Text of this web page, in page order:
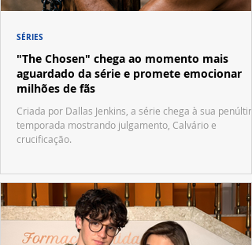
"The Chosen" chega ao momento mais
aguardado da série e promete emocionar
milhões de fãs
Criada por Dallas Jenkins, a série chega à sua
temporada mostrando julgamento, Calvário e
crucificação.
SÉRIES